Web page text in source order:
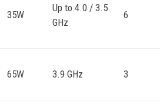
35W
Up to 4.0 / 3.5
GHz
6
65W​ 3.9 GHz 3